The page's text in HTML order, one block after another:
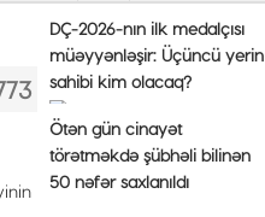
DÇ-2026-nın ilk medalçısı
müəyyənləşir: Üçüncü yerin
sahibi kim olacaq?
Ötən gün cinayət
törətməkdə şübhəli bilinən
50 nəfər saxlanıldı